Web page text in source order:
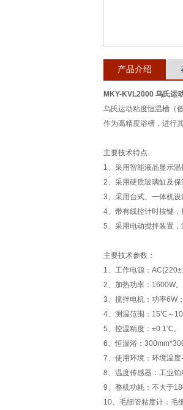
产品介绍
MKY-KVL2000 乌氏运
乌氏运动粘度恒温槽（
作为高精度浴槽，进行
主要技术特点
1、采用智能液晶显示
2、采用硬质玻璃缸及
3、采用台式、一体机
4、带有线控计时按键
5、采用电动搅拌装置，
主要技术参数：
1、工作电源：
2、加热功率：1600W。
3、搅拌电机：功率6W
4、测温范围：15℃～
5、控温精度：±0.1℃。
6、恒温浴：
7、使用环境：环境温
8、温度传感器：工业
9、整机功耗：不大于
10、毛细管粘度计：毛